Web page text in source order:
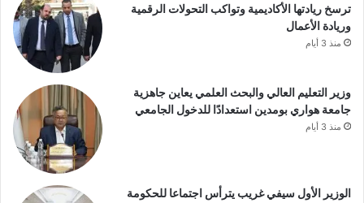
ترسخ ريادتها الأكاديمية وتواكب التحولات الرقمية
وريادة الأعمال
منذ 3 أيام
وزير التعليم العالي والبحث العلمي يعاين جاهزية
جامعة هواري بومدين استعدادًا للدخول الجامعي
منذ 3 أيام
الوزير الأول سيفي غريب يترأس اجتماعا للحكومة